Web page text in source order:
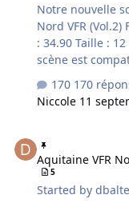
Notre nouvelle
Nord VFR (Vol.2)
: 34.90 Taille : 12 Go Disponible sur le site
scène est compatible avec
du produit
est la suivante : - Aquitaine PHOTO acheté au prix
normal de 24,90
Aquitaine VFR : 25,90 Euros -
avec remise de
demande au support
couverture de la
170
Niccole 11
Aquitaine VFR
5
Started by